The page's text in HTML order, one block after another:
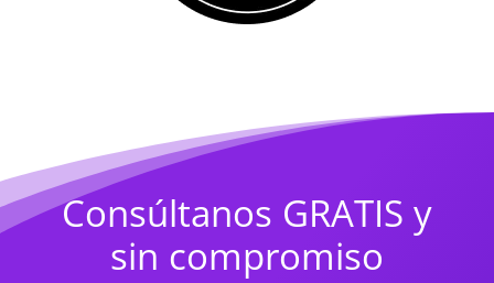
Consúltanos GRATIS y
sin compromiso